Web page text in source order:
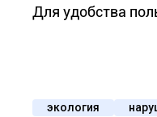
Для удобства
экология